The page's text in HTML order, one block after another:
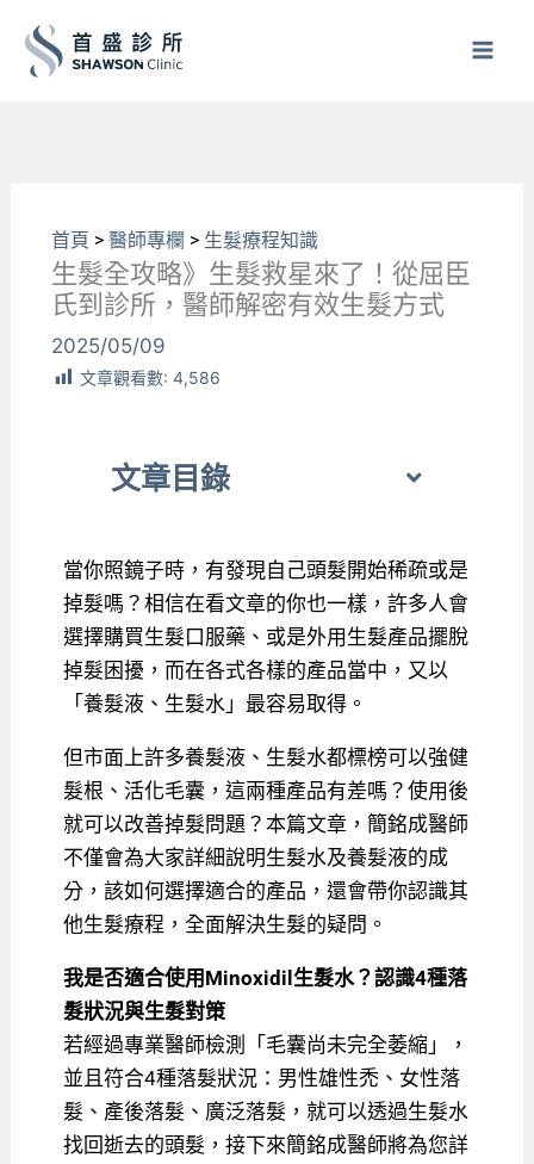
首頁 >醫師專欄 > 生髮療程知識
生髮全攻略》生髮救星來了！從屈臣
氏到診所，醫師解密有效生髮方式
2025/05/09
文章觀看數: 4,586
文章目錄
當你照鏡子時，有發現自己頭髮開始稀疏或是
掉髮嗎？相信在看文章的你也一樣，許多人會
選擇購買生髮口服藥、或是外用生髮產品擺脫
掉髮困擾，而在各式各樣的產品當中，又以
「養髮液、生髮水」最容易取得。
但市面上許多養髮液、生髮水都標榜可以強健
髮根、活化毛囊，這兩種產品有差嗎？使用後
就可以改善掉髮問題？本篇文章，簡銘成醫師
不僅會為大家詳細說明生髮水及養髮液的成
分，該如何選擇適合的產品，還會帶你認識其
他生髮療程，全面解決生髮的疑問。
我是否適合使用Minoxidil生髮水？認識4種落
髮狀況與生髮對策
若經過專業醫師檢測「毛囊尚未完全萎縮」，
並且符合4種落髮狀況：男性雄性禿、女性落
髮、產後落髮、廣泛落髮，就可以透過生髮水
找回逝去的頭髮，接下來簡銘成醫師將為您詳